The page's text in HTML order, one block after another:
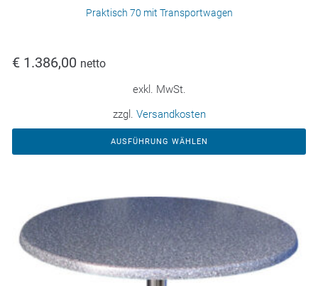
Praktisch 70 mit Transportwagen
€ 1.386,00 netto
exkl. MwSt.
zzgl. Versandkosten
AUSFÜHRUNG WÄHLEN